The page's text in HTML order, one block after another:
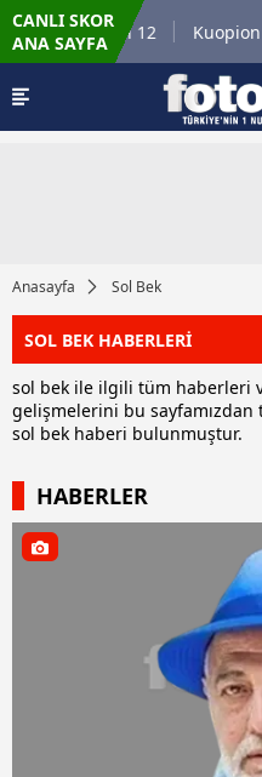
CANLI SKOR
ANA SAYFA
Match 12 Kuopion
Anasayfa Sol Bek
SOL BEK HABERLERİ
sol bek ile ilgili tüm haberleri
gelişmelerini bu
sol bek haberi bulunmuştur.
HABERLER